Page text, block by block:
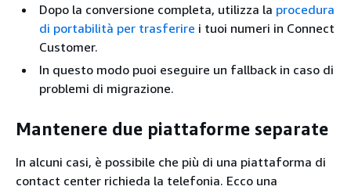
Dopo la conversione completa, utilizza la procedura
di portabilità per trasferire i tuoi numeri in Connect
Customer.
In questo modo puoi eseguire un fallback in caso di
problemi di migrazione.
Mantenere due piattaforme separate
In alcuni casi, è possibile che più di una piattaforma di
contact center richieda la telefonia. Ecco una